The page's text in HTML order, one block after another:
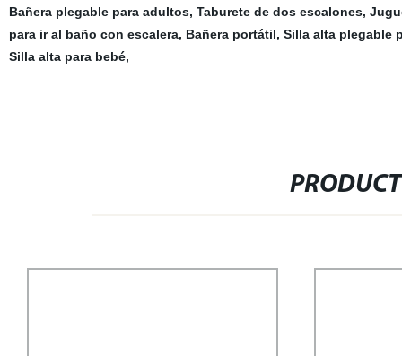
Bañera plegable para adultos, Taburete de dos escalones,
para ir al baño con escalera, Bañera portátil, Silla alta plegable
Silla alta para bebé,